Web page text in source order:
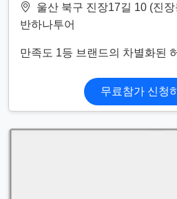
울산 북구 진장17길 10 (진
반하나투어
만족도 1등 브랜드의 차별화된
무료참가 신청